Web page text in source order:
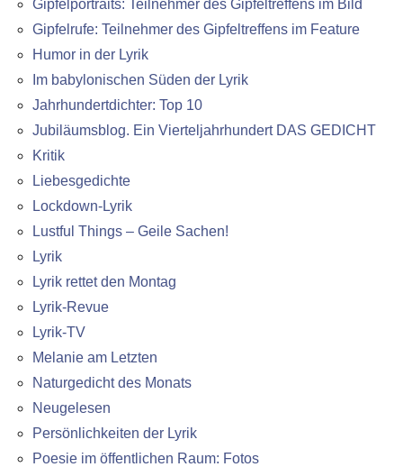
Gipfelportraits: Teilnehmer des Gipfeltreffens im Bild
Gipfelrufe: Teilnehmer des Gipfeltreffens im Feature
Humor in der Lyrik
Im babylonischen Süden der Lyrik
Jahrhundertdichter: Top 10
Jubiläumsblog. Ein Vierteljahrhundert DAS GEDICHT
Kritik
Liebesgedichte
Lockdown-Lyrik
Lustful Things – Geile Sachen!
Lyrik
Lyrik rettet den Montag
Lyrik-Revue
Lyrik-TV
Melanie am Letzten
Naturgedicht des Monats
Neugelesen
Persönlichkeiten der Lyrik
Poesie im öffentlichen Raum: Fotos